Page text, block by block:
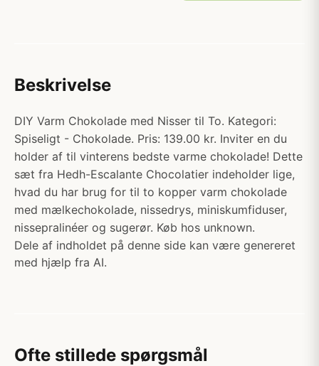
Beskrivelse
DIY Varm Chokolade med Nisser til To. Kategori:
Spiseligt - Chokolade. Pris: 139.00 kr. Inviter en du
holder af til vinterens bedste varme chokolade! Dette
sæt fra Hedh-Escalante Chocolatier indeholder lige,
hvad du har brug for til to kopper varm chokolade
med mælkechokolade, nissedrys, miniskumfiduser,
nissepralinéer og sugerør. Køb hos unknown.
Dele af indholdet på denne side kan være genereret
med hjælp fra AI.
Ofte stillede spørgsmål